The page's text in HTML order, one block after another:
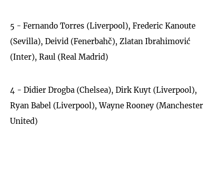
5 - Fernando Torres (Liverpool), Frederic Kanoute
(Sevilla), Deivid (Fenerbahč), Zlatan Ibrahimović
(Inter), Raul (Real Madrid)
4 - Didier Drogba (Chelsea), Dirk Kuyt (Liverpool),
Ryan Babel (Liverpool), Wayne Rooney (Manchester
United)